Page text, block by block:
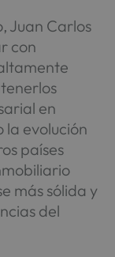
Juan Carlos
con
en
evolución
países
más sólida y
del